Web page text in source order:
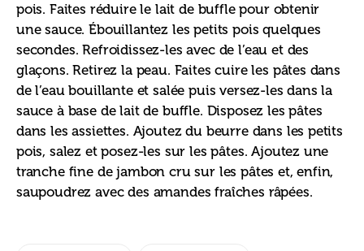
pois. Faites réduire le lait de buffle pour obtenir
une sauce. Ébouillantez les petits pois quelques
secondes. Refroidissez-les avec de l’eau et des
glaçons. Retirez la peau. Faites cuire les pâtes dans
de l’eau bouillante et salée puis versez-les dans la
sauce à base de lait de buffle. Disposez les pâtes
dans les assiettes. Ajoutez du beurre dans les petits
pois, salez et posez-les sur les pâtes. Ajoutez une
tranche fine de jambon cru sur les pâtes et, enfin,
saupoudrez avec des amandes fraîches râpées.